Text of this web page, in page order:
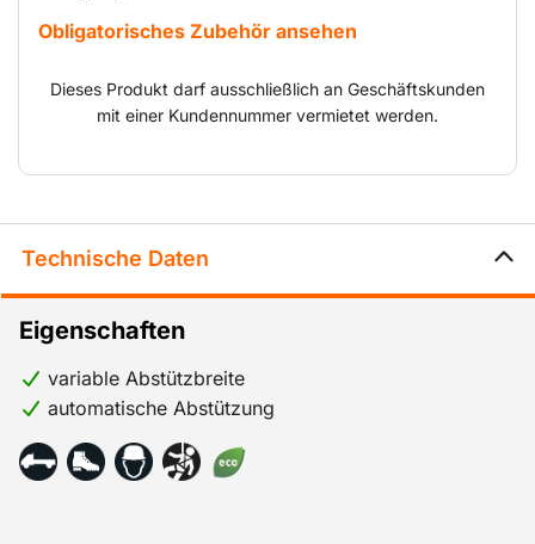
Obligatorisches Zubehör ansehen
Dieses Produkt darf ausschließlich an Geschäftskunden
mit einer Kundennummer vermietet werden.
Technische Daten
Eigenschaften
variable Abstützbreite
automatische Abstützung